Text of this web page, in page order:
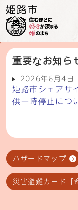
重要なお知ら
2026年8月4日
姫路市シェアサ
供一時停止につ
ハザードマップ
災害避難カード「